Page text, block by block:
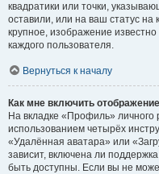
квадратики или точки,
оставили, или на ваш статус
крупное, изображение
каждого пользователя.
Вернуться к началу
Как мне включить
На вкладке «Профиль» личного
использованием четырёх
«Удалённая аватара» или
зависит, включена ли
быть доступны. Если вы не